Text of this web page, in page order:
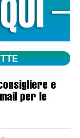
e
per le